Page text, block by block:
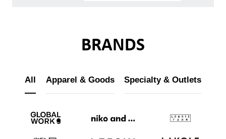
BRANDS
All Apparel & Goods Specialty & Outlets